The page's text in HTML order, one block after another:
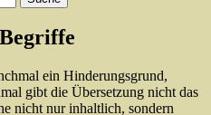
ein Hinderungsgrund,
gibt die Übersetzung nicht das
nicht nur inhaltlich, sondern